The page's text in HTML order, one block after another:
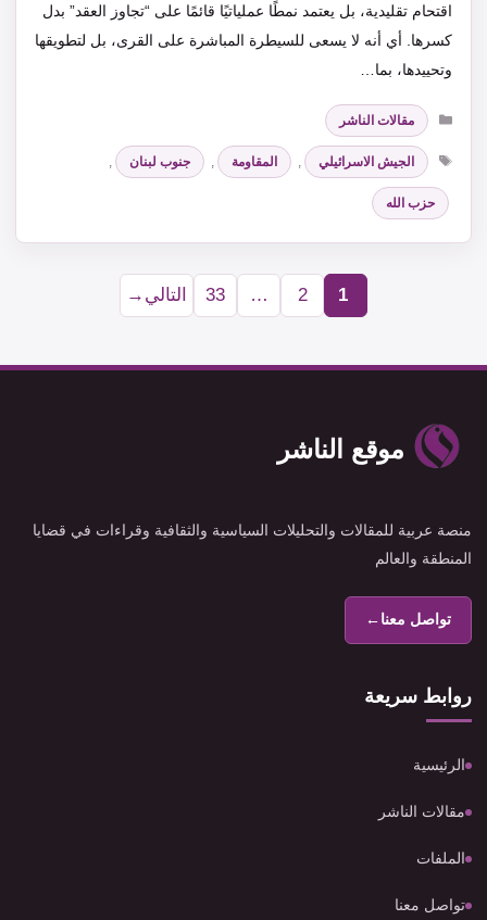
اقتحام تقليدية، بل يعتمد نمطًا عملياتيًا قائمًا على “تجاوز العقد” بدل
كسرها. أي أنه لا يسعى للسيطرة المباشرة على القرى، بل لتطويقها
وتحييدها، بما…
التصنيفات
مقالات الناشر
الوسوم
الجيش الاسرائيلي المقاومة جنوب لبنان
حزب الله
Page
1
Page
2
…
Page
33 التالي →
موقع الناشر
منصة عربية للمقالات والتحليلات السياسية والثقافية وقراءات في قضايا
المنطقة والعالم
تواصل معنا←
روابط سريعة
الرئيسية
مقالات الناشر
الملفات
تواصل معنا